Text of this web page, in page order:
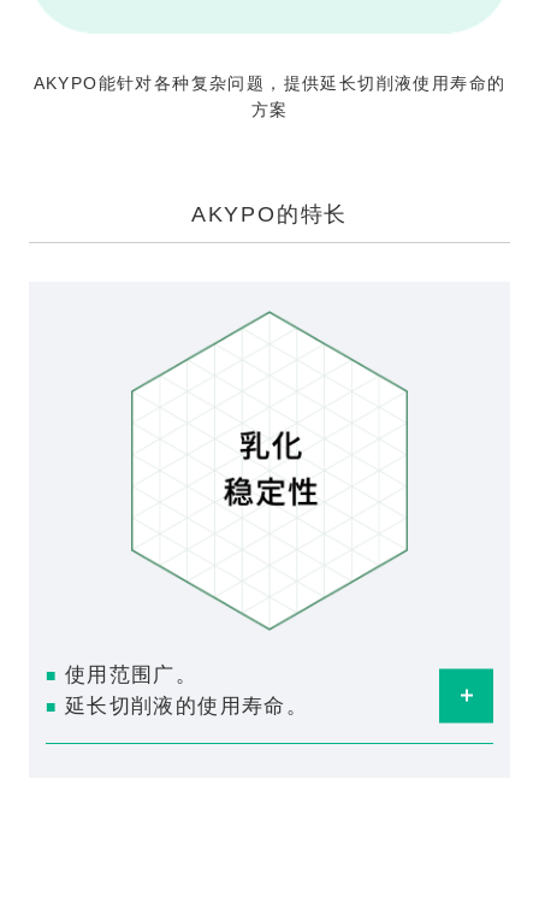
AKYPO能针对各种复杂问题，提供延长切削液使用寿命的
方案
AKYPO的特长
■ 使用范围广。
■ 延长切削液的使用寿命。